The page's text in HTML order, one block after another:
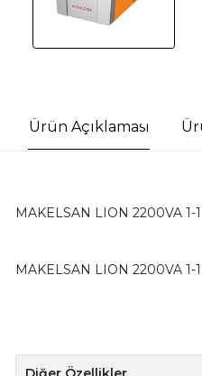
Ürün Açıklaması
MAKELSAN LION 2200VA 1-
MAKELSAN LION 2200VA 1-